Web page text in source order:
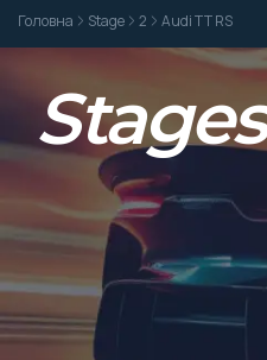
Головна Stage 2 Audi TT RS
Stages